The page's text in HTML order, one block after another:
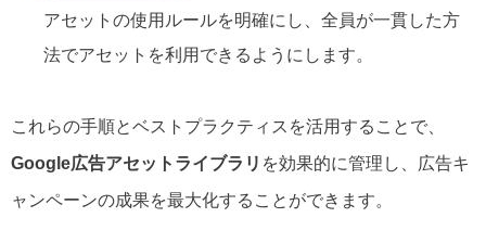
アセットの使用ルールを明確にし、全員が一貫した方
法でアセットを利用できるようにします。
これらの手順とベストプラクティスを活用することで、
Google広告アセットライブラリ を効果的に管理し、広告キ
ャンペーンの成果を最大化することができます。